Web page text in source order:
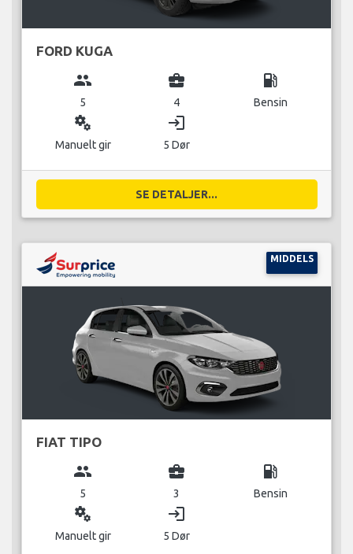
FORD KUGA
group
5
business_center
4
local_gas_station
Bensin
miscellaneous_services
Manuelt gir
login
5 Dør
SE DETALJER...
MIDDELS
FIAT TIPO
group
5
business_center
3
local_gas_station
Bensin
miscellaneous_services
Manuelt gir
login
5 Dør